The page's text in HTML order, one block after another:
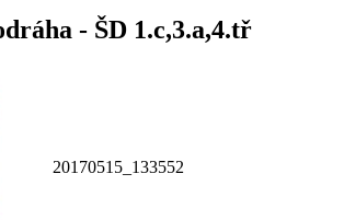
- ŠD 1.c,3.a,4.tř
20170515_133552